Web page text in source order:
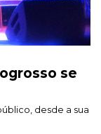
se
desde a sua